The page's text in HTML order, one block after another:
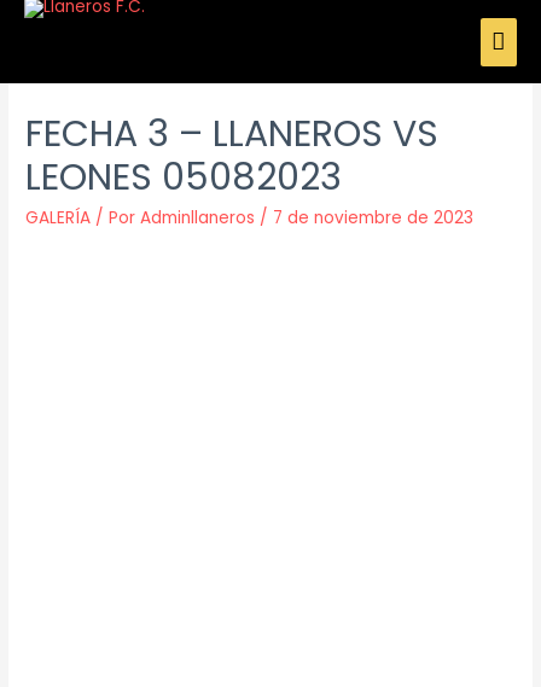
FECHA 3 – LLANEROS VS
LEONES 05082023
GALERÍA / PorAdminllaneros / 7 de noviembre de 2023